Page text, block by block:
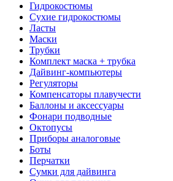
Гидрокостюмы
Сухие гидрокостюмы
Ласты
Маски
Трубки
Комплект маска + трубка
Дайвинг-компьютеры
Регуляторы
Компенсаторы плавучести
Баллоны и аксессуары
Фонари подводные
Октопусы
Приборы аналоговые
Боты
Перчатки
Сумки для дайвинга